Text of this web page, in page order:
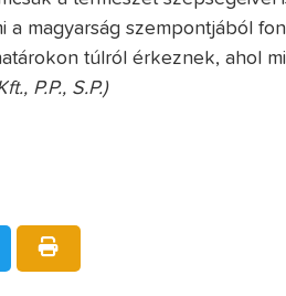
a magyarság szempontjából
túlról érkeznek, ahol
P.P., S.P.)